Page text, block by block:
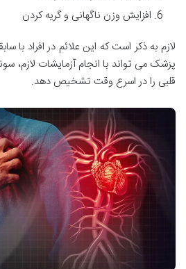
افزایش وزن ناگهانی و گریه کردن
لازم به ذکر است که این علائم در افراد با
پزشک می تواند با انجام آزمایشات لازم،
قلبی را در اسرع وقت تشخیص دهد.